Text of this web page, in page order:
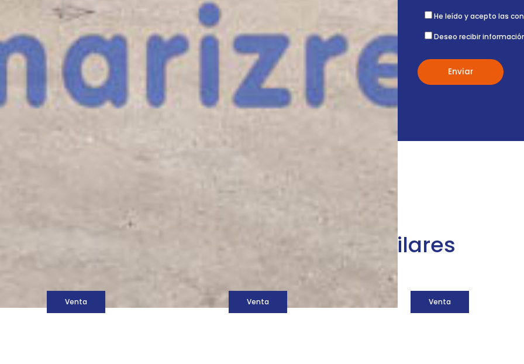
He leído y acepto las
Deseo recibir
Máquinas similares
Venta Venta Venta